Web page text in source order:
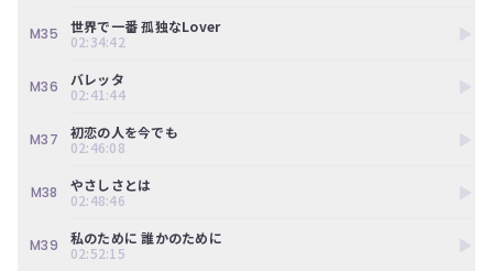
M35
世界で一番 孤独なLover
02:34:42
M36
バレッタ
02:41:44
M37
初恋の人を今でも
02:46:08
M38
やさしさとは
02:48:46
M39
私のために 誰かのために
02:52:15